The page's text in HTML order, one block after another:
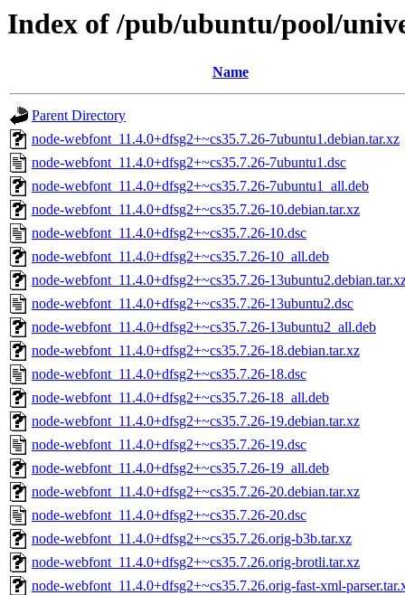
Index of /pub/ubuntu/pool/
Name
Parent Directory
node-webfont_11.4.0+dfsg2+~cs35.7.26-7ubuntu1.debian.tar.xz
node-webfont_11.4.0+dfsg2+~cs35.7.26-7ubuntu1.dsc
node-webfont_11.4.0+dfsg2+~cs35.7.26-7ubuntu1_all.deb
node-webfont_11.4.0+dfsg2+~cs35.7.26-10.debian.tar.xz
node-webfont_11.4.0+dfsg2+~cs35.7.26-10.dsc
node-webfont_11.4.0+dfsg2+~cs35.7.26-10_all.deb
node-webfont_11.4.0+dfsg2+~cs35.7.26-
node-webfont_11.4.0+dfsg2+~cs35.7.26-13ubuntu2.dsc
node-webfont_11.4.0+dfsg2+~cs35.7.26-13ubuntu2_all.deb
node-webfont_11.4.0+dfsg2+~cs35.7.26-18.debian.tar.xz
node-webfont_11.4.0+dfsg2+~cs35.7.26-18.dsc
node-webfont_11.4.0+dfsg2+~cs35.7.26-18_all.deb
node-webfont_11.4.0+dfsg2+~cs35.7.26-19.debian.tar.xz
node-webfont_11.4.0+dfsg2+~cs35.7.26-19.dsc
node-webfont_11.4.0+dfsg2+~cs35.7.26-19_all.deb
node-webfont_11.4.0+dfsg2+~cs35.7.26-20.debian.tar.xz
node-webfont_11.4.0+dfsg2+~cs35.7.26-20.dsc
node-webfont_11.4.0+dfsg2+~cs35.7.26.orig-b3b.tar.xz
node-webfont_11.4.0+dfsg2+~cs35.7.26.orig-brotli.tar.xz
node-webfont_11.4.0+dfsg2+~cs35.7.26.orig-fast-xml-